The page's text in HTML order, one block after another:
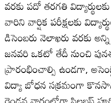
వరకు పదో తరగతి
వారిని వార్షిక పరీక్షలకు
డిసెంబరు నెలాఖరు వరకు అన్ని
జనవరి ఒకటో తేదీ నుంచి
ప్రారంభించాల్సి ఉండగా,
విద్యా బోధన సక్రమంగా